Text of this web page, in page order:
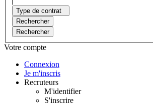
Type de contrat
Rechercher
Rechercher
Votre compte
Connexion
Je m'inscris
Recruteurs
M'identifier
S'inscrire